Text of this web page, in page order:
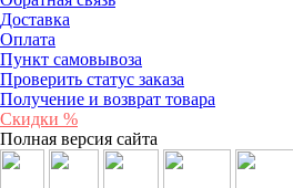
Доставка
Оплата
Пункт самовывоза
Проверить статус заказа
Получение и возврат товара
Скидки %
Полная версия сайта